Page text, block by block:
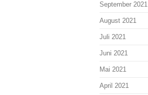
September 2021
August 2021
Juli 2021
Juni 2021
Mai 2021
April 2021